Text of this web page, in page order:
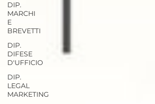
DIP.
MARCHI
E
BREVETTI
DIP.
DIFESE
D'UFFICIO
DIP.
LEGAL
MARKETING